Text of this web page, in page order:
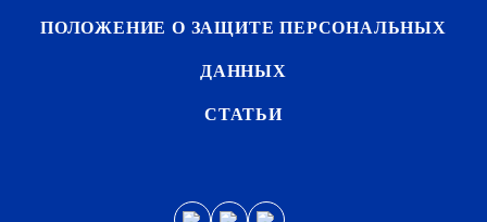
ПОЛОЖЕНИЕ О ЗАЩИТЕ ПЕРСОНАЛЬНЫХ
ДАННЫХ
СТАТЬИ